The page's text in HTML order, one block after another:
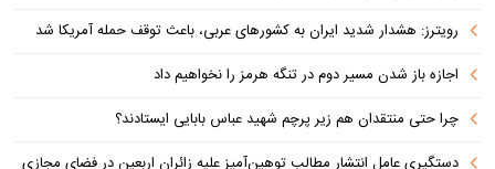
رویترز: هشدار شدید ایران به کشورهای عربی، باعث توقف حمله آمریکا شد
اجازه باز شدن مسیر دوم در تنگه هرمز را نخواهیم داد
چرا حتی منتقدان هم زیر پرچم شهید عباس بابایی ایستادند؟
دستگیری عامل انتشار مطالب توهین‌آمیز علیه زائران اربعین در فضای مجازی